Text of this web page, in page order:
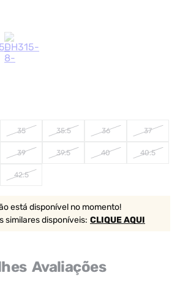
35 35.5 36 37
39 39.5 40 40.5
42.5
está disponível no momento!
similaresdisponíveis: CLIQUE AQUI
Avaliações